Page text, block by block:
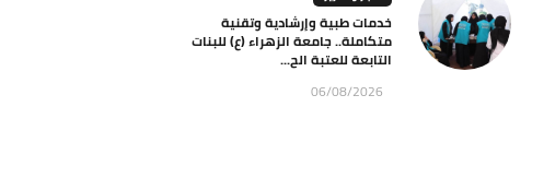
خدمات طبية وإرشادية وتقنية
متكاملة.. جامعة الزهراء (ع) للبنات
التابعة للعتبة الح...
06/08/2026